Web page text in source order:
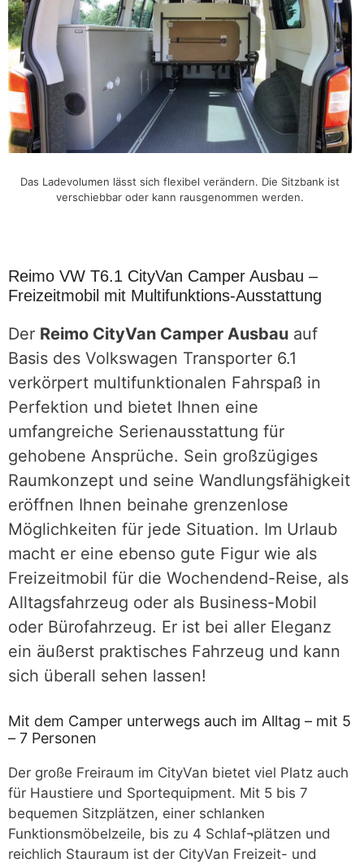
Das Ladevolumen lässt sich flexibel verändern. Die Sitzbank ist
verschiebbar oder kann rausgenommen werden.
Reimo VW T6.1 CityVan Camper Ausbau –
Freizeitmobil mit Multifunktions-Ausstattung
Der Reimo CityVan Camper Ausbau auf
Basis des Volkswagen Transporter 6.1
verkörpert multifunktionalen Fahrspaß in
Perfektion und bietet Ihnen eine
umfangreiche Serienausstattung für
gehobene Ansprüche. Sein großzügiges
Raumkonzept und seine Wandlungsfähigkeit
eröffnen Ihnen beinahe grenzenlose
Möglichkeiten für jede Situation. Im Urlaub
macht er eine ebenso gute Figur wie als
Freizeitmobil für die Wochendend-Reise, als
Alltagsfahrzeug oder als Business-Mobil
oder Bürofahrzeug. Er ist bei aller Eleganz
ein äußerst praktisches Fahrzeug und kann
sich überall sehen lassen!
Mit dem Camper unterwegs auch im Alltag – mit 5
– 7 Personen
Der große Freiraum im CityVan bietet viel Platz auch
für Haustiere und Sportequipment. Mit 5 bis 7
bequemen Sitzplätzen, einer schlanken
Funktionsmöbelzeile, bis zu 4 Schlaf¬plätzen und
reichlich Stauraum ist der CityVan Freizeit- und